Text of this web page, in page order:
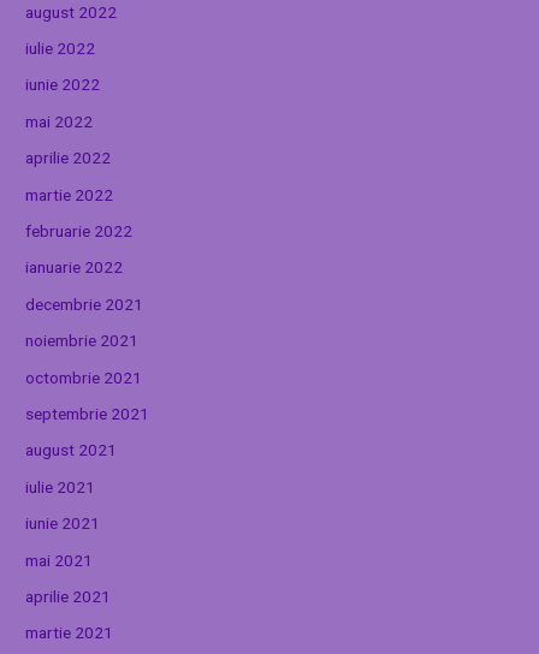
august 2022
iulie 2022
iunie 2022
mai 2022
aprilie 2022
martie 2022
februarie 2022
ianuarie 2022
decembrie 2021
noiembrie 2021
octombrie 2021
septembrie 2021
august 2021
iulie 2021
iunie 2021
mai 2021
aprilie 2021
martie 2021